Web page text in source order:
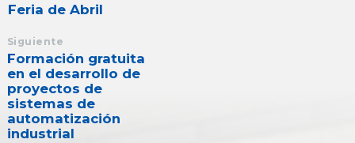
Feria de Abril
Siguiente
Formación gratuita
en el desarrollo de
proyectos de
sistemas de
automatización
industrial